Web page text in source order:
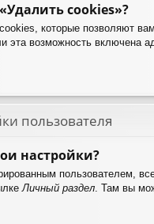
cookies»?
которые позволяют
эта возможность включена
пользователя
настройки?
пользователем,
Личный раздел. Там вы